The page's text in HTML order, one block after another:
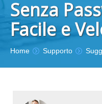
Senza
Facile e
Sei qui :
Home Supporto